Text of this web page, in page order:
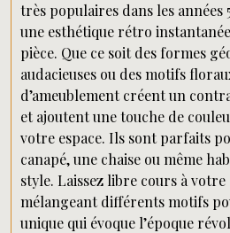
très populaires dans les
une esthétique rétro
pièce. Que ce soit des formes
audacieuses ou des motifs
d’ameublement créent un
et ajoutent une touche de
votre espace. Ils sont parfaits
canapé, une chaise ou même
style. Laissez libre cours à
mélangeant différents motifs
unique qui évoque l’époque